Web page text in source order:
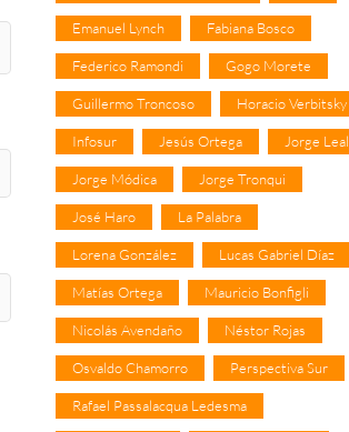
Emanuel Lynch Fabiana Bosco
Federico Ramondi Gogo Morete
Guillermo Troncoso Horacio Verbitsky
Infosur Jesús Ortega Jorge Leal
Jorge Módica Jorge Tronqui
José Haro La Palabra
Lorena González Lucas Gabriel Díaz
Matías Ortega Mauricio Bonfigli
Nicolás Avendaño Néstor Rojas
Osvaldo Chamorro Perspectiva Sur
Rafael Passalacqua Ledesma